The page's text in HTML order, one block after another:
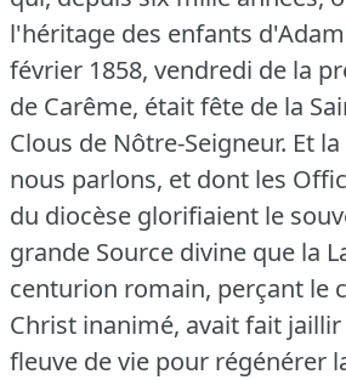
l'héritage des enfants
février 1858, vendredi de la
de Carême, était fête de la
Clous de Nôtre-Seigneur. Et
nous parlons, et dont les
du diocèse glorifiaient le
grande Source divine que la
centurion romain, perçant le
Christ inanimé, avait fait
fleuve de vie pour régénérer